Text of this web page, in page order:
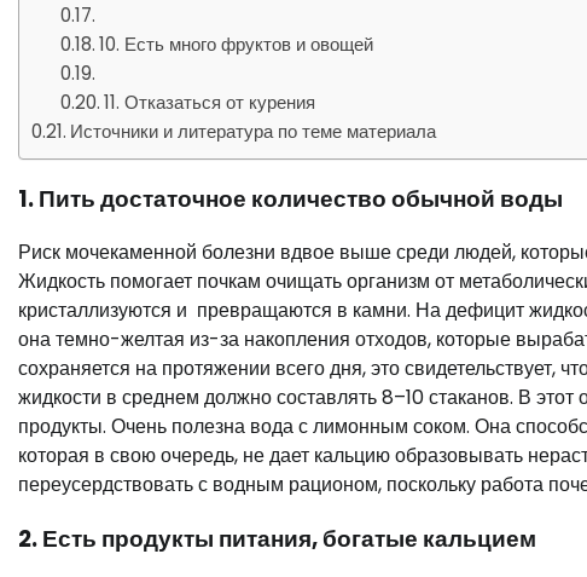
10. Есть много фруктов и овощей
11. Отказаться от курения
Источники и литература по теме материала
1. Пить достаточное количество обычной воды
Риск мочекаменной болезни вдвое выше среди людей,
Жидкость помогает почкам очищать организм от
кристаллизуются и превращаются в камни. На дефицит
она темно-желтая из-за накопления отходов, которые
сохраняется на протяжении всего дня, это свидетельствует,
жидкости в среднем должно составлять 8–10 стаканов. В
продукты. Очень полезна вода с лимонным соком. Она
которая в свою очередь, не дает кальцию образовывать
переусердствовать с водным рационом, поскольку работа
2. Есть продукты питания, богатые кальцием